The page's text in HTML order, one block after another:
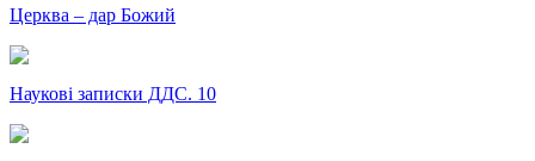
Церква – дар Божий
Наукові записки ДДС. 10